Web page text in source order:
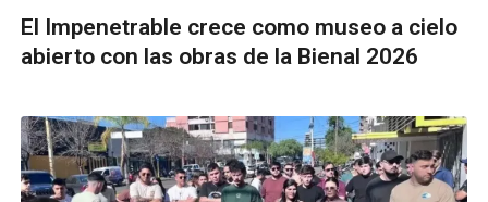
El Impenetrable crece como museo a cielo
abierto con las obras de la Bienal 2026